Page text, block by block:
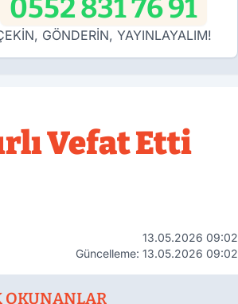
0552 831 76 91
GÖNDERİN, YAYINLAYALIM!
Vefat Etti
13.05.2026 09:02
Güncelleme: 13.05.2026 09:02
OKUNANLAR